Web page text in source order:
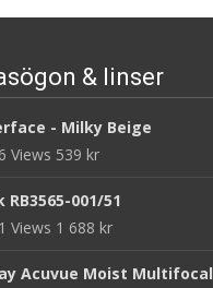
& linser
- Milky Beige
Views 539 kr
RB3565-001/51
Views 1 688 kr
Acuvue Moist Multifocal